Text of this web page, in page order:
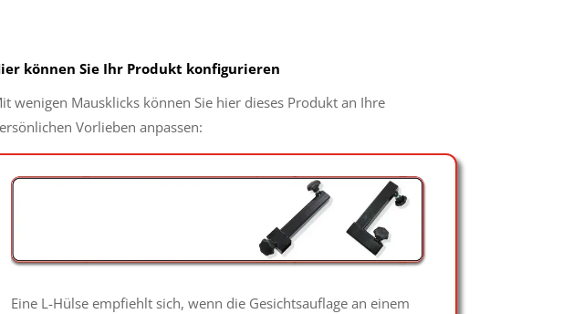
können Sie Ihr Produkt konfigurieren
wenigen Mausklicks können Sie hier dieses Produkt an Ihre
Vorlieben anpassen:
Eine L-Hülse empfiehlt sich, wenn die Gesichtsauflage an einem